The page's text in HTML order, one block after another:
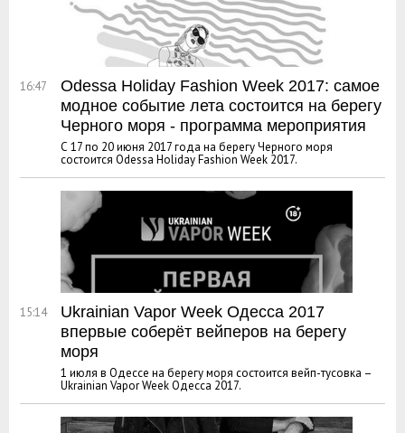
16:47
Odessa Holiday Fashion Week 2017: самое
модное событие лета состоится на берегу
Черного моря - программа мероприятия
С 17 по 20 июня 2017 года на берегу Черного моря
состоится Odessa Holiday Fashion Week 2017.
15:14
Ukrainian Vapor Week Одесса 2017
впервые соберёт вейперов на берегу
моря
1 июля в Одессе на берегу моря состоится вейп-тусовка –
Ukrainian Vapor Week Одесса 2017.